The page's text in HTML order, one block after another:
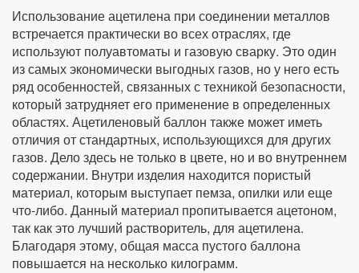
Использование ацетилена при соединении металлов
встречается практически во всех отраслях, где
используют полуавтоматы и газовую сварку. Это один
из самых экономически выгодных газов, но у него есть
ряд особенностей, связанных с техникой безопасности,
который затрудняет его применение в определенных
областях. Ацетиленовый баллон также может иметь
отличия от стандартных, использующихся для других
газов. Дело здесь не только в цвете, но и во внутреннем
содержании. Внутри изделия находится пористый
материал, которым выступает пемза, опилки или еще
что-либо. Данный материал пропитывается ацетоном,
так как это лучший растворитель, для ацетилена.
Благодаря этому, общая масса пустого баллона
повышается на несколько килограмм.